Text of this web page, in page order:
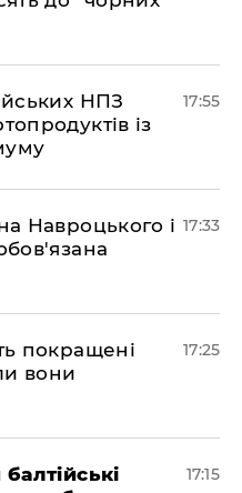
НПЗ
із
17:55
Навроцького і 17:33
покращені
вони
17:25
17:15